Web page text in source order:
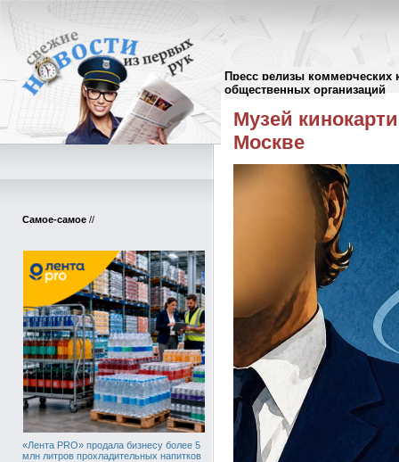
Пресс релизы коммерческих
общественных организаций
Самое-самое //
«Лента PRO» продала бизнесу более 5
млн литров прохладительных напитков
Пресс-релизы//
Музей
Москве